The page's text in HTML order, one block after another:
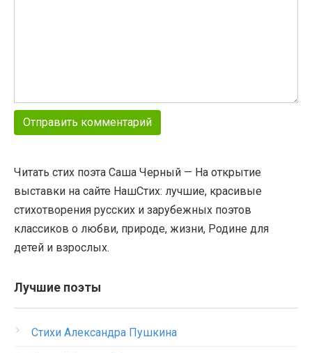
Читать стих поэта Саша Черный — На открытие
выставки на сайте НашСтих: лучшие, красивые
стихотворения русских и зарубежных поэтов
классиков о любви, природе, жизни, Родине для
детей и взрослых.
Лучшие поэты
Стихи Александра Пушкина